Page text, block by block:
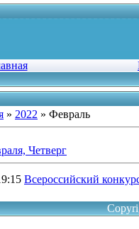
» 2022 » Февраль
Четверг
Всероссийский